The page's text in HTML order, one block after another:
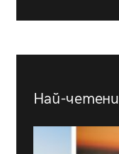
Най-четени